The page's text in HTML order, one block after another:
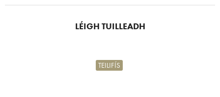
LÉIGH TUILLEADH
TEILIFÍS